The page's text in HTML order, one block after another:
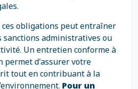
ces obligations peut entraîner
sanctions administratives ou
Un entretien conforme à
permet d'assurer votre
tout en contribuant à la
Pour un